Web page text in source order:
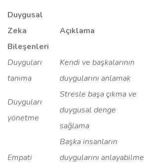
Duygusal
Zeka
Bileşenleri
Açıklama
Duyguları
tanıma
Kendi ve başkalarının
duygularını anlamak
Duyguları
yönetme
Stresle başa çıkma ve
duygusal denge
sağlama
Empati
Başka insanların
duygularını anlayabilme